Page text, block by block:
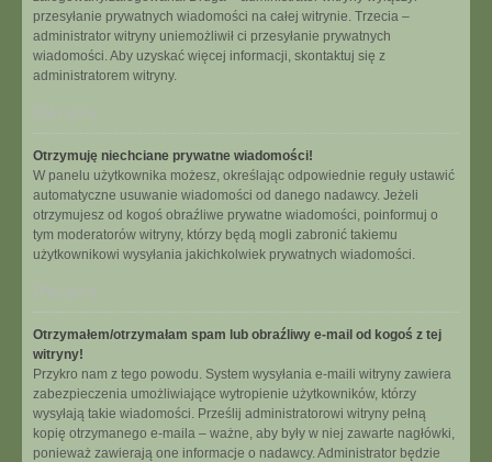
przesyłanie prywatnych wiadomości na całej witrynie. Trzecia –
administrator witryny uniemożliwił ci przesyłanie prywatnych
wiadomości. Aby uzyskać więcej informacji, skontaktuj się z
administratorem witryny.
Otrzymuję niechciane prywatne wiadomości!
W panelu użytkownika możesz, określając odpowiednie reguły ustawić
automatyczne usuwanie wiadomości od danego nadawcy. Jeżeli
otrzymujesz od kogoś obraźliwe prywatne wiadomości, poinformuj o
tym moderatorów witryny, którzy będą mogli zabronić takiemu
użytkownikowi wysyłania jakichkolwiek prywatnych wiadomości.
Otrzymałem/otrzymałam spam lub obraźliwy e-mail od kogoś z tej
witryny!
Przykro nam z tego powodu. System wysyłania e-maili witryny zawiera
zabezpieczenia umożliwiające wytropienie użytkowników, którzy
wysyłają takie wiadomości. Prześlij administratorowi witryny pełną
kopię otrzymanego e-maila – ważne, aby były w niej zawarte nagłówki,
ponieważ zawierają one informacje o nadawcy. Administrator będzie